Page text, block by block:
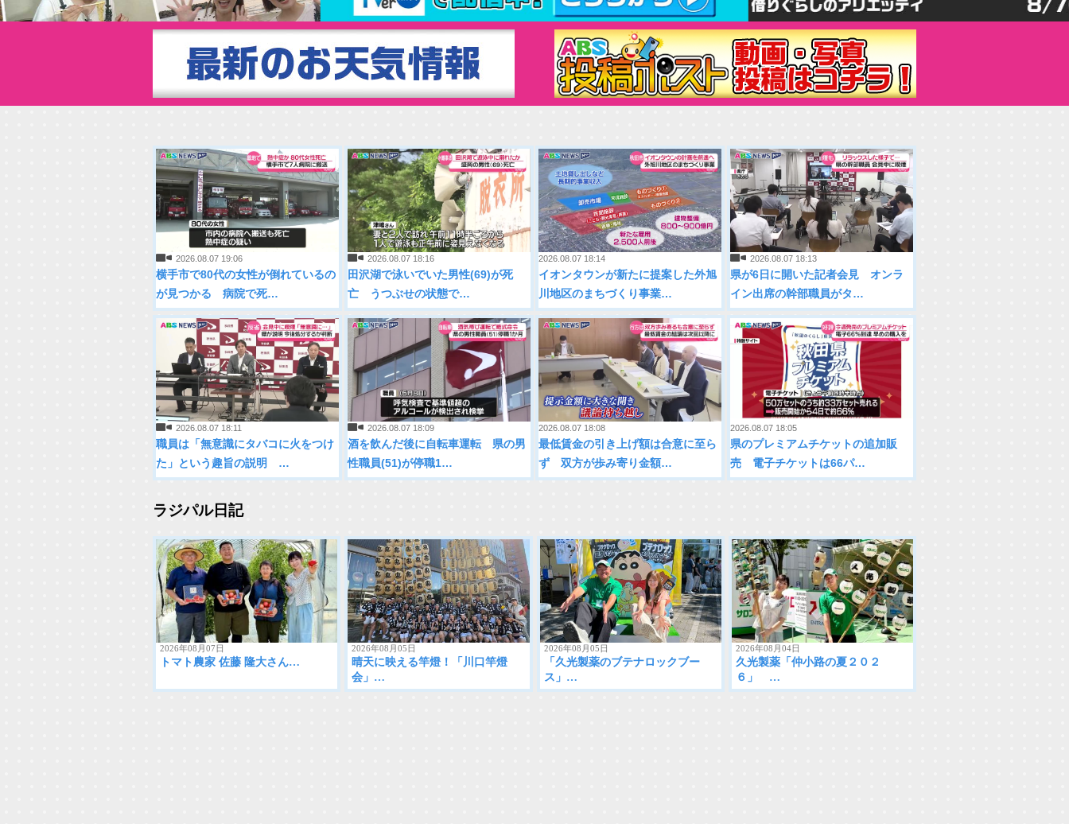
2026.08.07 19:06
横手市で80代の女性が倒れているの
が見つかる 病院で死…
2026.08.07 18:16
田沢湖で泳いでいた男性(69)が死
亡 うつぶせの状態で…
2026.08.07 18:14
イオンタウンが新たに提案した外旭
川地区のまちづくり事業…
2026.08.07 18:13
県が6日に開いた記者会見 オンラ
イン出席の幹部職員がタ…
2026.08.07 18:11
職員は「無意識にタバコに火をつけ
た」という趣旨の説明 …
2026.08.07 18:09
酒を飲んだ後に自転車運転 県の男
性職員(51)が停職1…
2026.08.07 18:08
最低賃金の引き上げ額は合意に至ら
ず 双方が歩み寄り金額…
2026.08.07 18:05
県のプレミアムチケットの追加販
売 電子チケットは66パ…